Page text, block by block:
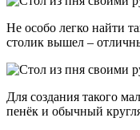
Не особо легко найти
столик вышел –
Для создания такого
пенёк и обычный